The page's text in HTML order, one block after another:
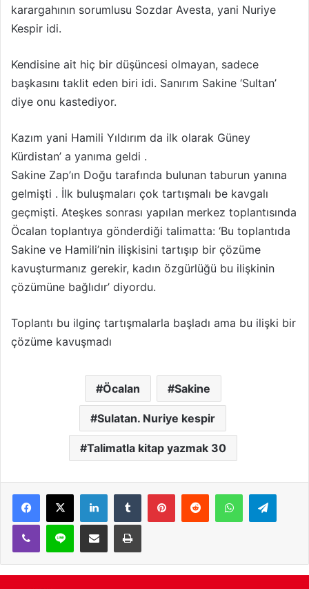
karargahının sorumlusu Sozdar Avesta, yani Nuriye
Kespir idi.
Kendisine ait hiç bir düşüncesi olmayan, sadece
başkasını taklit eden biri idi. Sanırım Sakine ‘Sultan’
diye onu kastediyor.
Kazım yani Hamili Yıldırım da ilk olarak Güney
Kürdistan’ a yanıma geldi .
Sakine Zap’ın Doğu tarafında bulunan taburun yanına
gelmişti . İlk buluşmaları çok tartışmalı be kavgalı
geçmişti. Ateşkes sonrası yapılan merkez toplantısında
Öcalan toplantıya gönderdiği talimatta: ‘Bu toplantıda
Sakine ve Hamili’nin ilişkisini tartışıp bir çözüme
kavuşturmanız gerekir, kadın özgürlüğü bu ilişkinin
çözümüne bağlıdır’ diyordu.
Toplantı bu ilginç tartışmalarla başladı ama bu ilişki bir
çözüme kavuşmadı
Öcalan Sakine
Sulatan. Nuriye kespir
Talimatla kitap yazmak 30
WhatsApp